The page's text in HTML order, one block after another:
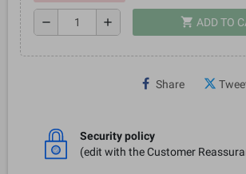
remove add shopping_cart ADD TO
Share
Security policy
(edit with the Customer